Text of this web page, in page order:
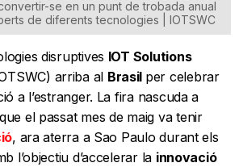
se en un punt de trobada anual
de diferents tecnologies | IOTSWC
disruptives IOT Solutions
arriba al Brasil per celebrar
a l’estranger. La fira nascuda a
el passat mes de maig va tenir
, ara aterra a Sao Paulo durant els
l’objectiu d’accelerar la innovació